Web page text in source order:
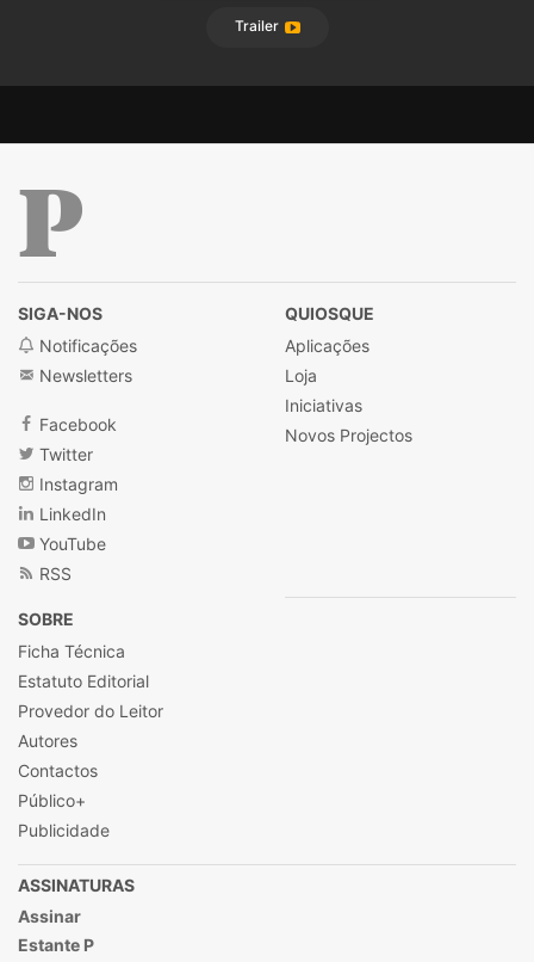
Trailer
SIGA-NOS
Notificações
Newsletters
Facebook
Twitter
Instagram
LinkedIn
YouTube
RSS
QUIOSQUE
Aplicações
Loja
Iniciativas
Novos Projectos
SOBRE
Ficha Técnica
Estatuto Editorial
Provedor do Leitor
Autores
Contactos
Público+
Publicidade
ASSINATURAS
Assinar
Estante P